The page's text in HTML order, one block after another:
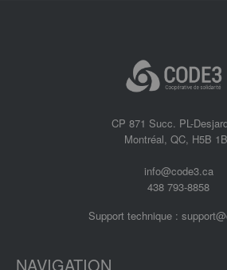
CP 871 Succ. PL-
Montréal, QC, H5B
info@code3.ca
438 793-8858
Support technique :
NAVIGATION